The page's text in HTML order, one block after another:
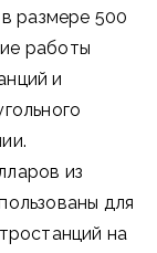
размере 500
работы
и
из
для
на